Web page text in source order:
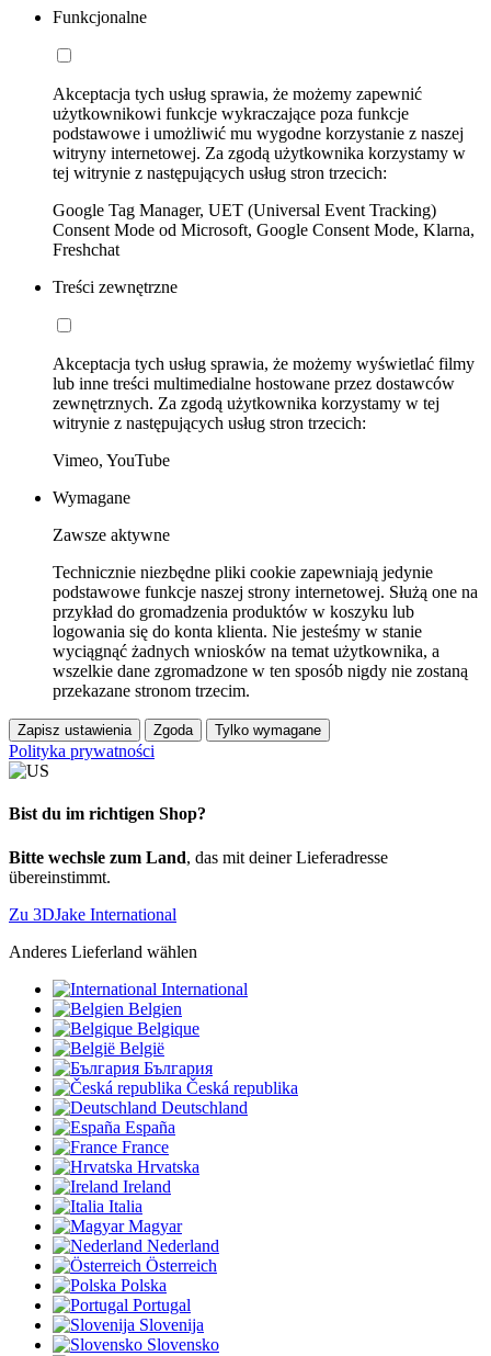
Funkcjonalne
Akceptacja tych usług sprawia, że możemy zapewnić
użytkownikowi funkcje wykraczające poza funkcje
podstawowe i umożliwić mu wygodne korzystanie z naszej
witryny internetowej. Za zgodą użytkownika korzystamy w
tej witrynie z następujących usług stron trzecich:
Google Tag Manager, UET (Universal Event Tracking)
Consent Mode od Microsoft, Google Consent Mode, Klarna,
Freshchat
Treści zewnętrzne
Akceptacja tych usług sprawia, że możemy wyświetlać filmy
lub inne treści multimedialne hostowane przez dostawców
zewnętrznych. Za zgodą użytkownika korzystamy w tej
witrynie z następujących usług stron trzecich:
Vimeo, YouTube
Wymagane
Zawsze aktywne
Technicznie niezbędne pliki cookie zapewniają jedynie
podstawowe funkcje naszej strony internetowej. Służą one na
przykład do gromadzenia produktów w koszyku lub
logowania się do konta klienta. Nie jesteśmy w stanie
wyciągnąć żadnych wniosków na temat użytkownika, a
wszelkie dane zgromadzone w ten sposób nigdy nie zostaną
przekazane stronom trzecim.
Zapisz ustawienia Zgoda Tylko wymagane
Polityka prywatności
Bist du im richtigen Shop?
Bitte wechsle zum Land, das mit deiner Lieferadresse
übereinstimmt.
Zu 3DJake International
Anderes Lieferland wählen
International
Belgien
Belgique
België
България
Česká republika
Deutschland
España
France
Hrvatska
Ireland
Italia
Magyar
Nederland
Österreich
Polska
Portugal
Slovenija
Slovensko